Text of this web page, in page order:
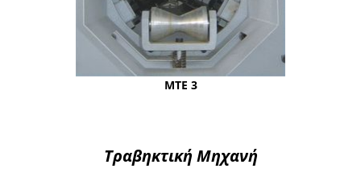
ΜΤΕ 3
Τραβηκτική Μηχανή